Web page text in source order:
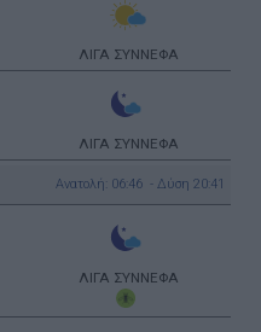
ΛΙΓΑ ΣΥΝΝΕΦΑ
ΛΙΓΑ ΣΥΝΝΕΦΑ
Ανατολή: 06:46 - Δύση 20:41
ΛΙΓΑ ΣΥΝΝΕΦΑ